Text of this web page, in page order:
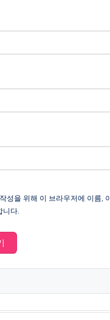
성을 위해 이 브라우저에 이름,
니다.